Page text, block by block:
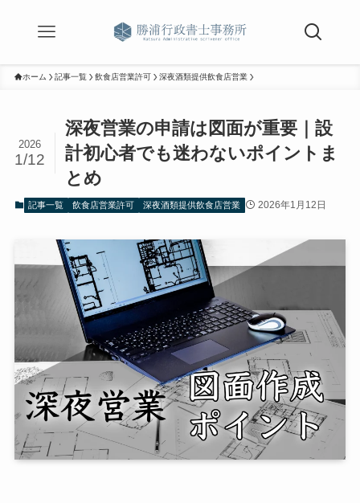
ホーム 記事一覧 飲食店営業許可 深夜酒類提供飲食店営業
深夜営業の申請は図面が重要｜設
計初心者でも迷わないポイントま
とめ
2026
1/12
記事一覧 飲食店営業許可 深夜酒類提供飲食店営業 2026年1月12日